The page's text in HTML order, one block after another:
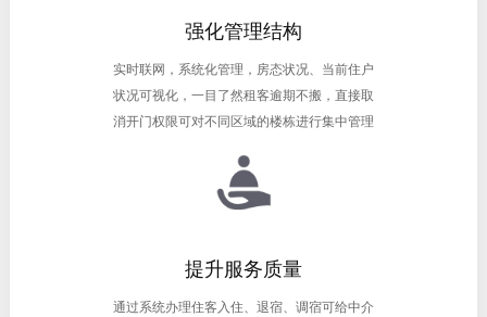
强化管理结构
实时联网，系统化管理，房态状况、当前住户
状况可视化，一目了然租客逾期不搬，直接取
消开门权限可对不同区域的楼栋进行集中管理
提升服务质量
通过系统办理住客入住、退宿、调宿可给中介